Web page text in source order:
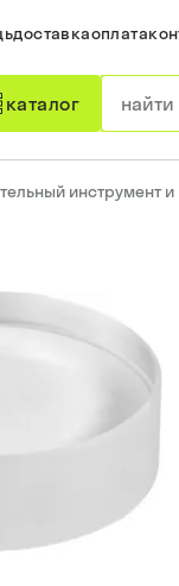
доставкаоплата
каталог
инструмент